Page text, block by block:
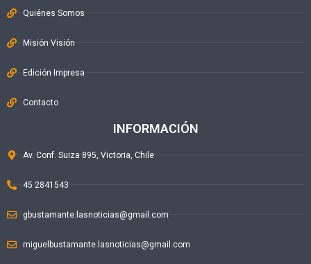
Quiénes Somos
Misión Visión
Edición Impresa
Contacto
INFORMACIÓN
Av. Conf. Suiza 895, Victoria, Chile
45 2841543
gbustamante.lasnoticias@gmail.com
miguelbustamante.lasnoticias@gmail.com